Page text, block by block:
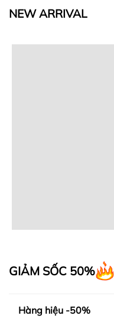
NEW ARRIVAL
GIẢM SỐC 50%
Hàng hiệu -50%